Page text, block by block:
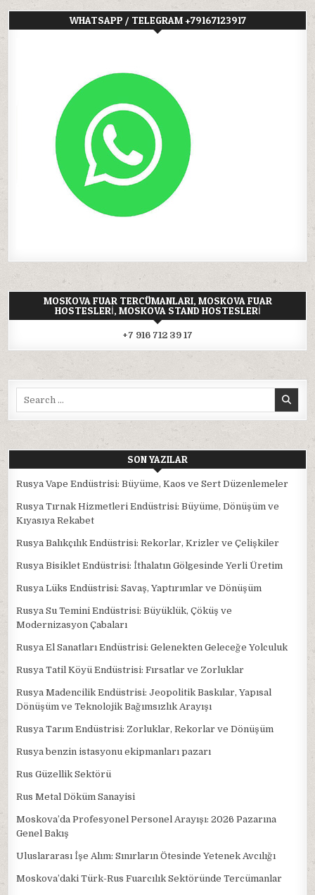
WHATSAPP / TELEGRAM +79167123917
MOSKOVA FUAR TERCÜMANLARI, MOSKOVA FUAR
HOSTESLERI, MOSKOVA STAND HOSTESLERI
+7 916 712 39 17
SON YAZILAR
Rusya Vape Endüstrisi: Büyüme, Kaos ve Sert Düzenlemeler
Rusya Tırnak Hizmetleri Endüstrisi: Büyüme, Dönüşüm ve
Kıyasıya Rekabet
Rusya Balıkçılık Endüstrisi: Rekorlar, Krizler ve Çelişkiler
Rusya Bisiklet Endüstrisi: İthalatın Gölgesinde Yerli Üretim
Rusya Lüks Endüstrisi: Savaş, Yaptırımlar ve Dönüşüm
Rusya Su Temini Endüstrisi: Büyüklük, Çöküş ve
Modernizasyon Çabaları
Rusya El Sanatları Endüstrisi: Gelenekten Geleceğe Yolculuk
Rusya Tatil Köyü Endüstrisi: Fırsatlar ve Zorluklar
Rusya Madencilik Endüstrisi: Jeopolitik Baskılar, Yapısal
Dönüşüm ve Teknolojik Bağımsızlık Arayışı
Rusya Tarım Endüstrisi: Zorluklar, Rekorlar ve Dönüşüm
Rusya benzin istasyonu ekipmanları pazarı
Rus Güzellik Sektörü
Rus Metal Döküm Sanayisi
Moskova’da Profesyonel Personel Arayışı: 2026 Pazarına
Genel Bakış
Uluslararası İşe Alım: Sınırların Ötesinde Yetenek Avcılığı
Moskova’daki Türk-Rus Fuarcılık Sektöründe Tercümanlar